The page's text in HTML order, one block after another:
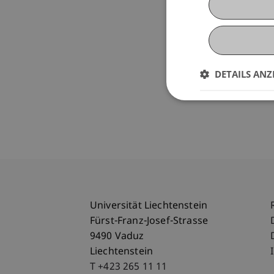
Universität Liechtenstein
Fürst-Franz-Josef-Strasse
9490 Vaduz
Liechtenstein
T +423 265 11 11
DETAILS